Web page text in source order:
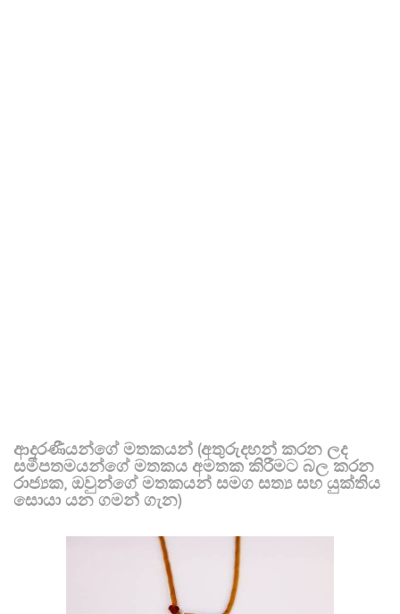
ආදරණීයන්ගේ මතකයන් (අතුරුදහන් කරන ලද
සමීපතමයන්ගේ මතකය අමතක කිරීමට බල කරන
රාජ්‍යක, ඔවුන්ගේ මතකයන් සමග සත්‍ය සහ යුක්තිය
සොයා යන ගමන් ගැන)